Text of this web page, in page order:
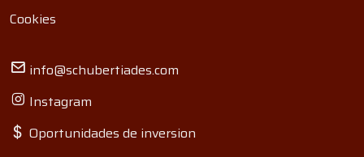
Cookies
info@schubertiades.com
Instagram
Oportunidades de inversion